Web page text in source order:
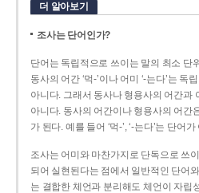
더 알아보기
조사는 단어인가?
단어는 독립적으로 쓰이는 말의 최소 단
동사의 어간 ‘먹-­’이나 어미 ‘­-는다’는
아니다. 그래서 동사나 형용사의 어간과
아니다. 동사의 어간이나 형용사의 어간
가 된다. 예를 들어 ‘먹-’, ‘-는다’는 단어
조사는 어미와 마찬가지로 단독으로 쓰
되어 실현된다는 점에서 일반적인 단어
는 결합한 체언과 분리해도 체언이 자립